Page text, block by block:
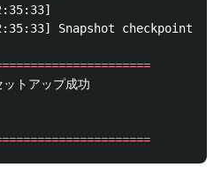
Snapshot checkpoint
トアップ成功